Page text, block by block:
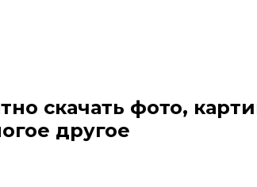
скачать фото,
другое